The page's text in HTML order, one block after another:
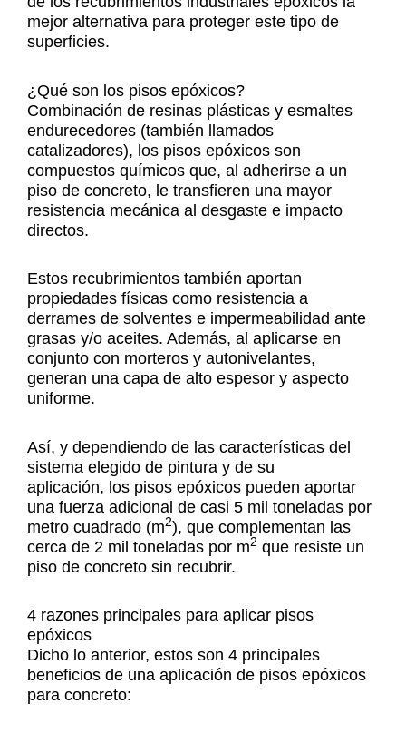
mejor alternativa para proteger este tipo de
superficies.
¿Qué son los pisos epóxicos?
Combinación de resinas plásticas y esmaltes
endurecedores (también llamados
catalizadores), los pisos epóxicos son
compuestos químicos que, al adherirse a un
piso de concreto, le transfieren una mayor
resistencia mecánica al desgaste e impacto
directos.
Estos recubrimientos también aportan
propiedades físicas como resistencia a
derrames de solventes e impermeabilidad ante
grasas y/o aceites. Además, al aplicarse en
conjunto con morteros y autonivelantes,
generan una capa de alto espesor y aspecto
uniforme.
Así, y dependiendo de las características del
sistema elegido de pintura y de su
aplicación, los pisos epóxicos pueden aportar
una fuerza adicional de casi 5 mil toneladas por
metro cuadrado (m2), que complementan las
cerca de 2 mil toneladas por m2 que resiste un
piso de concreto sin recubrir.
4 razones principales para aplicar pisos
epóxicos
Dicho lo anterior, estos son 4 principales
beneficios de una aplicación de pisos epóxicos
para concreto: